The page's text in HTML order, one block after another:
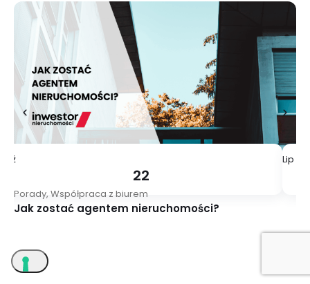
Paź
22
Porady, Współpraca z biurem
Jak zostać agentem nieruchomości?
Lip